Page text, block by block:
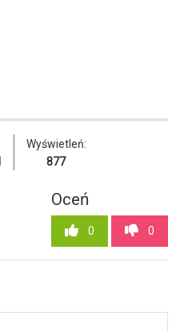
Wyświetleń:
877
Oceń
0 0